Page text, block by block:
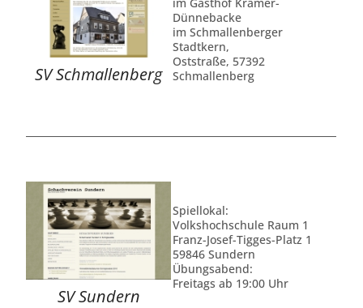
SV Schmallenberg
Dünnebacke
im Schmallenberger
Stadtkern,
Oststraße, 57392
Schmallenberg
SV Sundern
Spiellokal:
Volkshochschule Raum 1
Franz-Josef-Tigges-Platz 1
59846 Sundern
Übungsabend:
Freitags ab 19:00 Uhr